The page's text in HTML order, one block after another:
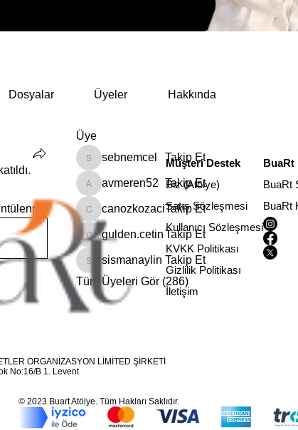
Dosyalar Üyeler Hakkında
Üye
sebnemcel
sebnemcel Takip Et
avmeren52
avmeren52 Takip Et
canozkozaci
canozkozaciTakip Et
gulden.cetin
gulden.cetinTakip Et
sismanaylin Takip Et
Tüm Üyeleri Gör (286)
ORGANİZASYON LİMİTED ŞİRKETİ
No:16/B 1. Levent
Müşteri Destek
Biz (Atölye)
Satış Sözleşmesi
Kullanıcı Sözleşmesi
KVKK Politikası
Gizlilik Politikası
İletişim
BuaRt
BuaRt
BuaRt
© 2023 Buart Atölye. Tüm Hakları Saklıdır.